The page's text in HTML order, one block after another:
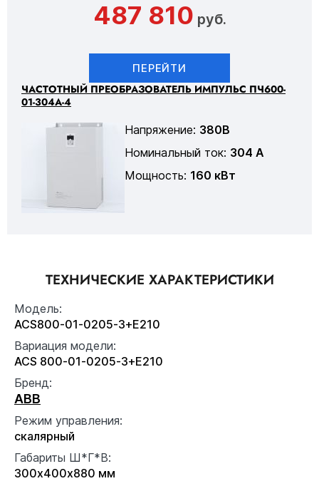
487 810 руб.
ПЕРЕЙТИ
ЧАСТОТНЫЙ ПРЕОБРАЗОВАТЕЛЬ ИМПУЛЬС ПЧ600-
01-304А-4
Напряжение: 380В
Номинальный ток: 304 А
Мощность: 160 кВт
ТЕХНИЧЕСКИЕ ХАРАКТЕРИСТИКИ
Модель:
ACS800-01-0205-3+E210
Вариация модели:
ACS 800-01-0205-3+E210
Бренд:
ABB
Режим управления:
скалярный
Габариты Ш*Г*В:
300x400x880 мм